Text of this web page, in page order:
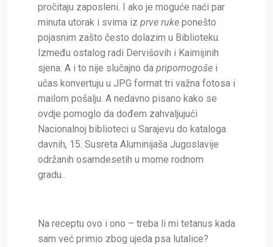
pročitaju zaposleni. I ako je moguće naći par
minuta utorak i svima iz prve ruke ponešto
pojasnim zašto često dolazim u Biblioteku.
Između ostalog radi Dervišovih i Kaimijinih
sjena. A i to nije slučajno da pripomogoše i
učas konvertuju u JPG format tri važna fotosa i
mailom pošalju. A nedavno pisano kako se
ovdje pomoglo da dođem zahvaljujući
Nacionalnoj biblioteci u Sarajevu do kataloga
davnih, 15. Susreta Aluminijaša Jugoslavije
održanih osamdesetih u mome rodnom
gradu..
Na receptu ovo i ono – treba li mi tetanus kada
sam već primio zbog ujeda psa lutalice?